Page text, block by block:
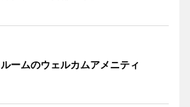
ームのウェルカムアメニティ